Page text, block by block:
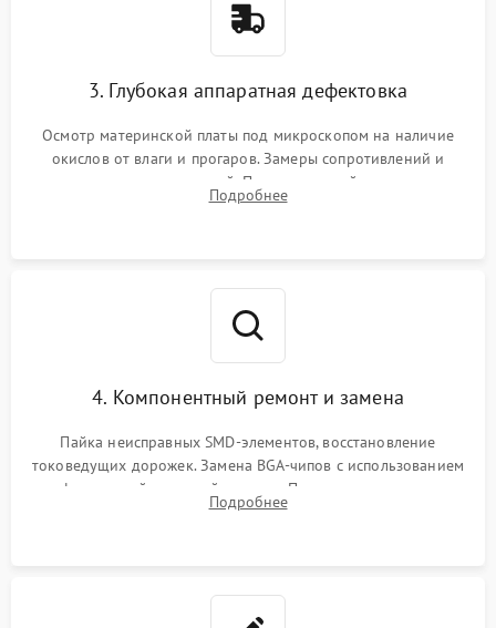
3. Глубокая аппаратная дефектовка
Осмотр материнской платы под микроскопом на наличие
окислов от влаги и прогаров. Замеры сопротивлений и
дежурных напряжений. Проверка цепей питания,
мультиконтроллера, процессора и видеочипа.
Подробнее
4. Компонентный ремонт и замена
Пайка неисправных SMD-элементов, восстановление
токоведущих дорожек. Замена BGA-чипов с использованием
инфракрасной паяльной станции. Прошивка микросхемы
BIOS или замена поврежденных портов USB
Подробнее